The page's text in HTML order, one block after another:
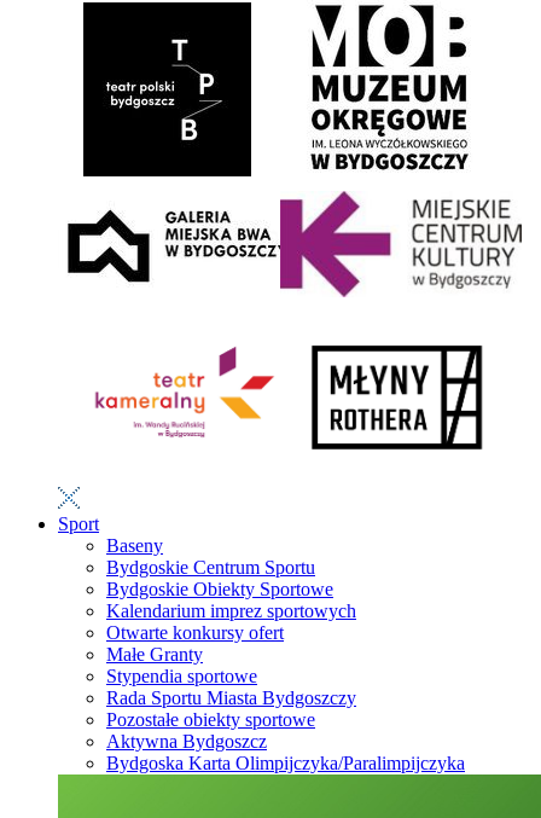
Sport
Baseny
Bydgoskie Centrum Sportu
Bydgoskie Obiekty Sportowe
Kalendarium imprez sportowych
Otwarte konkursy ofert
Małe Granty
Stypendia sportowe
Rada Sportu Miasta Bydgoszczy
Pozostałe obiekty sportowe
Aktywna Bydgoszcz
Bydgoska Karta Olimpijczyka/Paralimpijczyka